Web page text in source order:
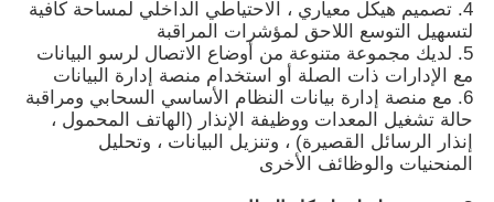
أخبار
الحالات تظهر
4. تصميم هيكل معياري ، الاحتياطي الداخلي لمساحة كافية
لتسهيل التوسع اللاحق لمؤشرات المراقبة
5. لديك مجموعة متنوعة من أوضاع الاتصال لرسو البيانات
مع الإدارات ذات الصلة أو استخدام منصة إدارة البيانات
6. مع منصة إدارة بيانات النظام الأساسي السحابي ومراقبة
حالة تشغيل المعدات ووظيفة الإنذار (الهاتف المحمول ،
إنذار الرسائل القصيرة) ، وتنزيل البيانات ، وتحليل
المنحنيات والوظائف الأخرى